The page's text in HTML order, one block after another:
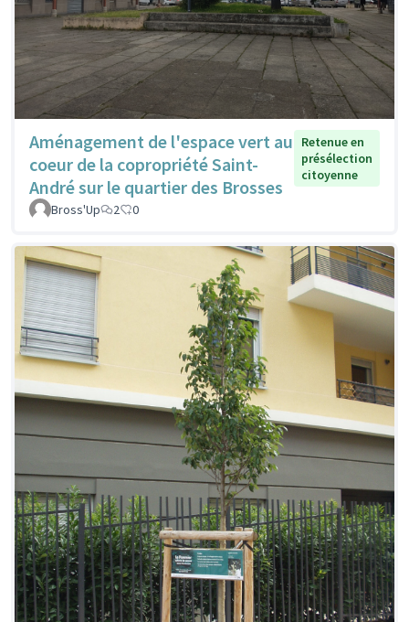
Aménagement de l'espace vert au
coeur de la copropriété Saint-
André sur le quartier des Brosses
Retenue en
présélection
citoyenne
Bross'Up 2 0